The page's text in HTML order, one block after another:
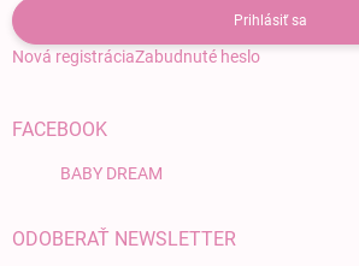
Prihlásiť sa
Nová registráciaZabudnuté heslo
FACEBOOK
BABY DREAM
ODOBERAŤ NEWSLETTER